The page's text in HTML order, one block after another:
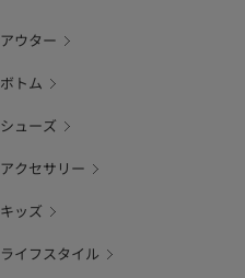
アウター
ボトム
シューズ
アクセサリー
キッズ
ライフスタイル